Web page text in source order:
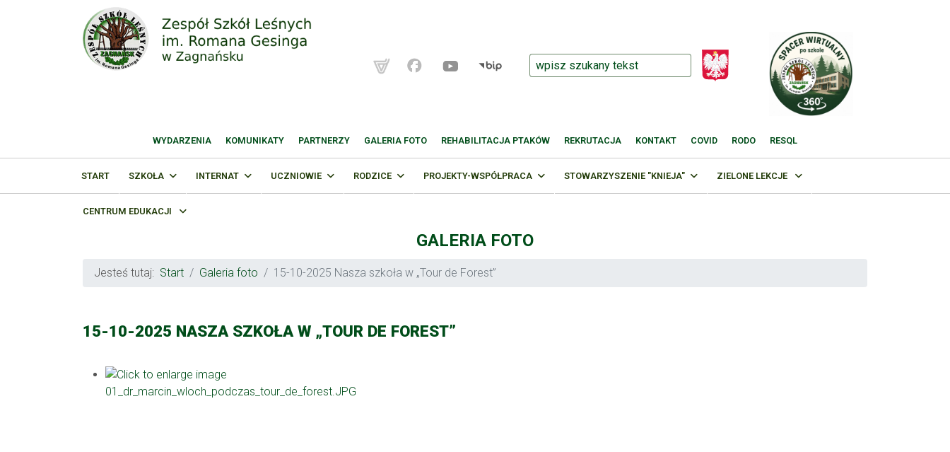
WYDARZENIA KOMUNIKATY PARTNERZY GALERIA FOTO REHABILITACJA PTAKÓW REKRUTACJA KONTAKT COVID RODO RESQL
START SZKOŁA INTERNAT UCZNIOWIE RODZICE PROJEKTY-WSPÓŁPRACA STOWARZYSZENIE "KNIEJA" ZIELONE LEKCJE
CENTRUM EDUKACJI
GALERIA FOTO
Jesteś tutaj: Start Galeria foto 15-10-2025 Nasza szkoła w „Tour de Forest”
15-10-2025 NASZA SZKOŁA W „TOUR DE FOREST”